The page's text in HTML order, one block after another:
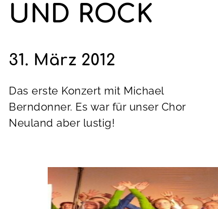
UND ROCK
31. März 2012
Das erste Konzert mit Michael
Berndonner. Es war für unser Chor
Neuland aber lustig!